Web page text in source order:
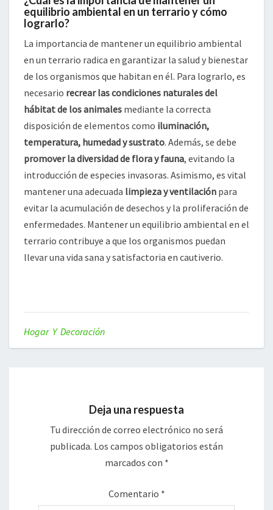
equilibrio ambiental en un terrario y cómo
lograrlo?
La importancia de mantener un equilibrio ambiental
en un terrario radica en garantizar la salud y bienestar
de los organismos que habitan en él. Para lograrlo, es
necesario recrear las condiciones naturales del
hábitat de los animales mediante la correcta
disposición de elementos como iluminación,
temperatura, humedad y sustrato. Además, se debe
promover la diversidad de flora y fauna, evitando la
introducción de especies invasoras. Asimismo, es vital
mantener una adecuada limpieza y ventilación para
evitar la acumulación de desechos y la proliferación de
enfermedades. Mantener un equilibrio ambiental en el
terrario contribuye a que los organismos puedan
llevar una vida sana y satisfactoria en cautiverio.
Hogar Y Decoración
Deja una respuesta
Tu dirección de correo electrónico no será
publicada. Los campos obligatorios están
marcados con *
Comentario *